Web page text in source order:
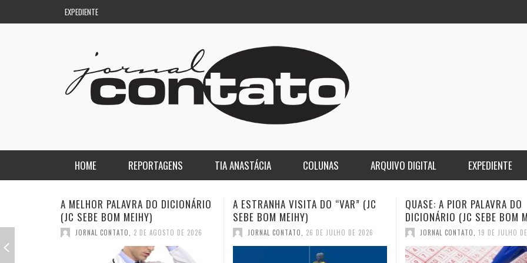
EXPEDIENTE
HOME REPORTAGENS
REGIONAL
TIA ANASTÁCIA COLUNAS
DE PASSAGEM
ARQUIVO DIGITAL EXPEDIENTE
A ESTRANHA VISITA DO “VAR” (JC
SEBE BOM MEIHY)
JORNAL CONTATO 26 DE JULHO DE 2026
QUASE: A PIOR PALAVRA DO
DICIONÁRIO (JC SEBE BOM MEIHY)
JORNAL CONTATO 19 DE JULHO DE 2026
A DEMOCRACIA
GASPARI)
JORNAL CONTATO 12 DE JULHO